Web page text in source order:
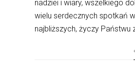
nadziei i wiary, wszelkiego
wielu serdecznych spotkań
najbliższych, życzy Państwu